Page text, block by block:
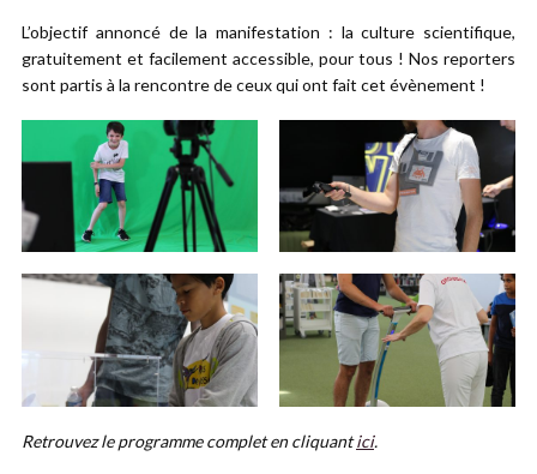
L’objectif annoncé de la manifestation : la culture scientifique,
gratuitement et facilement accessible, pour tous ! Nos reporters
sont partis à la rencontre de ceux qui ont fait cet évènement !
Retrouvez le programme complet en cliquantici.